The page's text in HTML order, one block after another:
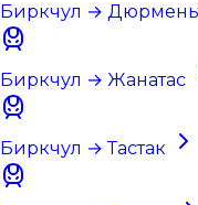
Биркчул →
Биркчул → Жанатас
Биркчул → Тастак